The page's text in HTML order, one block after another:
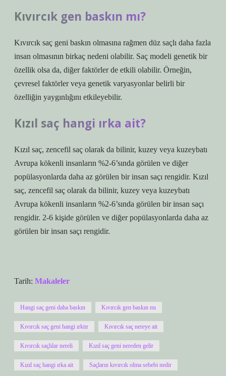
Kıvırcık gen baskın mı?
Kıvırcık saç geni baskın olmasına rağmen düz saçlı daha fazla
insan olmasının birkaç nedeni olabilir. Saç modeli genetik bir
özellik olsa da, diğer faktörler de etkili olabilir. Örneğin,
çevresel faktörler veya genetik varyasyonlar belirli bir
özelliğin yaygınlığını etkileyebilir.
Kızıl saç hangi ırka ait?
Kızıl saç, zencefil saç olarak da bilinir, kuzey veya kuzeybatı
Avrupa kökenli insanların %2-6’sında görülen ve diğer
popülasyonlarda daha az görülen bir insan saçı rengidir. Kızıl
saç, zencefil saç olarak da bilinir, kuzey veya kuzeybatı
Avrupa kökenli insanların %2-6’sında görülen bir insan saçı
rengidir. 2-6 kişide görülen ve diğer popülasyonlarda daha az
görülen bir insan saçı rengidir.
Tarih: Makaleler
Hangi saç geni daha baskın Kıvırcık gen baskın mı
Kıvırcık saç geni hangi ırktır Kıvırcık saç nereye ait
Kıvırcık saçlılar nereli Kızıl saç geni nereden gelir
Kızıl saç hangi ırka ait Saçların kıvırcık olma sebebi nedir